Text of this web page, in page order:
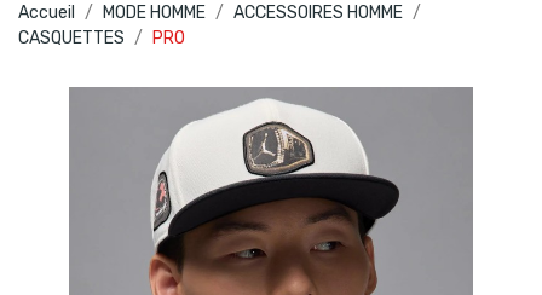
Accueil MODE HOMME
ACCESSOIRES HOMME
CASQUETTES
PRO